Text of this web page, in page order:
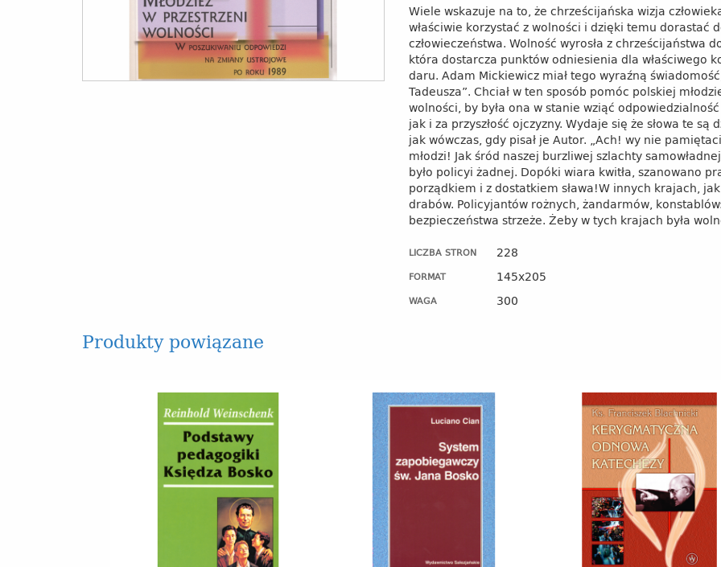
Wiele wskazuje na to, że chrześcijańska wizja
właściwie korzystać z wolności i dzięki temu dorastać
człowieczeństwa. Wolność wyrosła z chrześcijaństwa
która dostarcza punktów odniesienia dla właściwego
daru. Adam Mickiewicz miał tego wyraźną
Tadeusza”. Chciał w ten sposób pomóc polskiej
wolności, by była ona w stanie wziąć
jak i za przyszłość ojczyzny. Wydaje się że słowa te są
jak wówczas, gdy pisał je Autor. „Ach! wy nie
młodzi! Jak śród naszej burzliwej szlachty
było policyi żadnej. Dopóki wiara kwitła, szanowano
porządkiem i z dostatkiem sława!W innych krajach,
drabów. Policyjantów rożnych, żandarmów,
bezpieczeństwa strzeże. Żeby w tych krajach była
LICZBA STRON 228
FORMAT 145x205
WAGA 300
Produkty powiązane